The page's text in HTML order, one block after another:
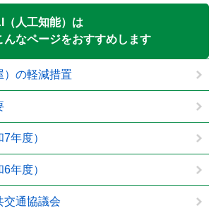
（人工知能）は
んなページをおすすめします
）の軽減措置
年度）
年度）
交通協議会